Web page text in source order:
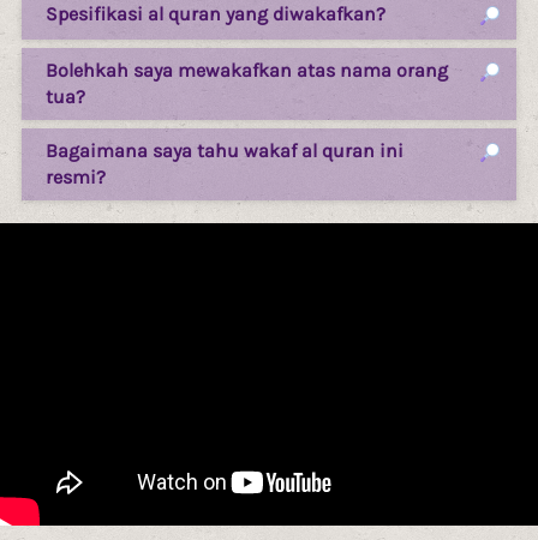
Spesifikasi al quran yang diwakafkan?
Bolehkah saya mewakafkan atas nama orang
tua?
Bagaimana saya tahu wakaf al quran ini
resmi?